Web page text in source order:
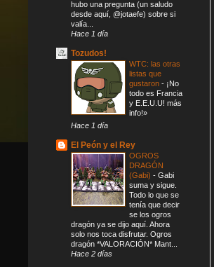
hubo una pregunta (un saludo
desde aquí, @jotaefe) sobre si
valía...
Hace 1 día
Tozudos!
WTC: las otras
listas que
gustaron - ¡No
todo es Francia
y E.E.U.U! más
info!»
Hace 1 día
El Peón y el Rey
OGROS
DRAGÓN
(Gabi) - Gabi
suma y sigue.
Todo lo que se
tenía que decir
se los ogros
dragón ya se dijo aquí. Ahora
solo nos toca disfrutar. Ogros
dragón *VALORACIÓN* Mant...
Hace 2 días